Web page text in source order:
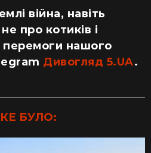
війна, навіть
про котиків і
перемоги нашого
Дивогляд 5.UA.
БУЛО: